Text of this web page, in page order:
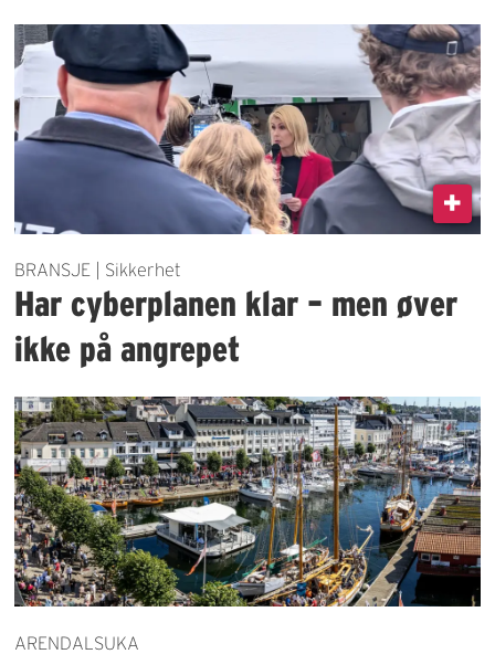
BRANSJE | Sikkerhet
Har cyberplanen klar – men øver
ikke på angrepet
ARENDALSUKA